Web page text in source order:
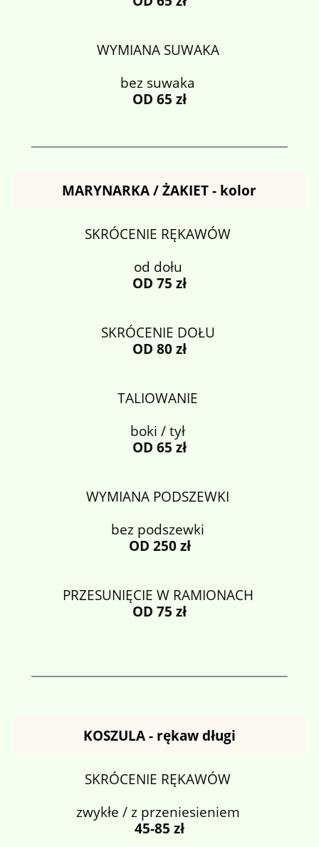
WYMIANA SUWAKA
bez suwaka
OD 65 zł
MARYNARKA / ŻAKIET - kolor
SKRÓCENIE RĘKAWÓW
od dołu
OD 75 zł
SKRÓCENIE DOŁU
OD 80 zł
TALIOWANIE
boki / tył
OD 65 zł
WYMIANA PODSZEWKI
bez podszewki
OD 250 zł
PRZESUNIĘCIE W RAMIONACH
OD 75 zł
KOSZULA - rękaw długi
SKRÓCENIE RĘKAWÓW
zwykłe / z przeniesieniem
45-85 zł